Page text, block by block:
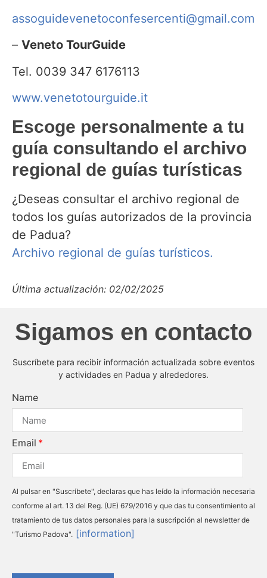
assoguidevenetoconfesercenti@gmail.com
– Veneto TourGuide
Tel. 0039 347 6176113
www.venetotourguide.it
Escoge personalmente a tu
guía consultando el archivo
regional de guías turísticas
¿Deseas consultar el archivo regional de
todos los guías autorizados de la provincia
de Padua?
Archivo regional de guías turísticos.
Última actualización: 02/02/2025
Sigamos en contacto
Suscríbete para recibir información actualizada sobre eventos
y actividades en Padua y alrededores.
Name
Email
Al pulsar en "Suscríbete", declaras que has leído la información necesaria
conforme al art. 13 del Reg. (UE) 679/2016 y que das tu consentimiento al
tratamiento de tus datos personales para la suscripción al newsletter de
"Turismo Padova". [information]